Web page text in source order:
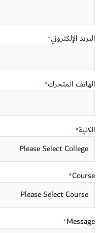
البريد الإلكتروني*
الهاتف المتحرك*
الكلية*
Course
*
Message
*